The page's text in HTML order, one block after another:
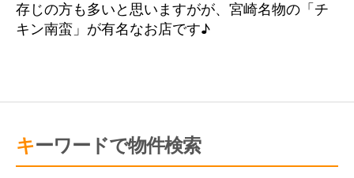
存じの方も多いと思いますがが、宮崎名物の「チ
キン南蛮」が有名なお店です♪
キーワードで物件検索